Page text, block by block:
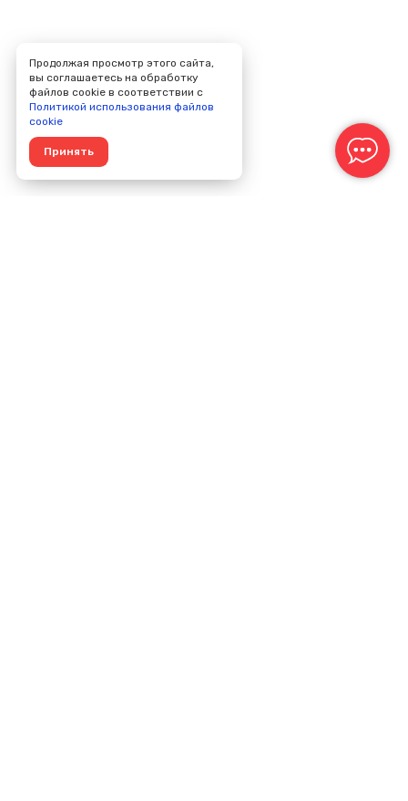
Продолжая просмотр этого сайта,
вы соглашаетесь на обработку
файлов cookie в соответствии с
Политикой использования файлов
cookie
Принять